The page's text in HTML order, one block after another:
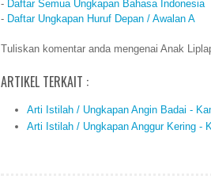
- Daftar Semua Ungkapan Bahasa Indonesia
- Daftar Ungkapan Huruf Depan / Awalan A
Tuliskan komentar anda mengenai Anak
ARTIKEL TERKAIT :
Arti Istilah / Ungkapan Angin Badai -
Arti Istilah / Ungkapan Anggur Kering -